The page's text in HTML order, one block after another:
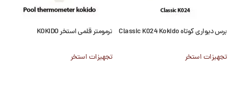
برس دیواری کوتاه Classic K024 Kokido
تجهیزات استخر
ترمومتر قلمی استخر KOKIDO
تجهیزات استخر